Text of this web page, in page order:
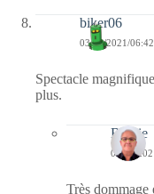
biker06
03/12/2021/06:42
Spectacle
plus.
Bernie
04/12/
Très dommage